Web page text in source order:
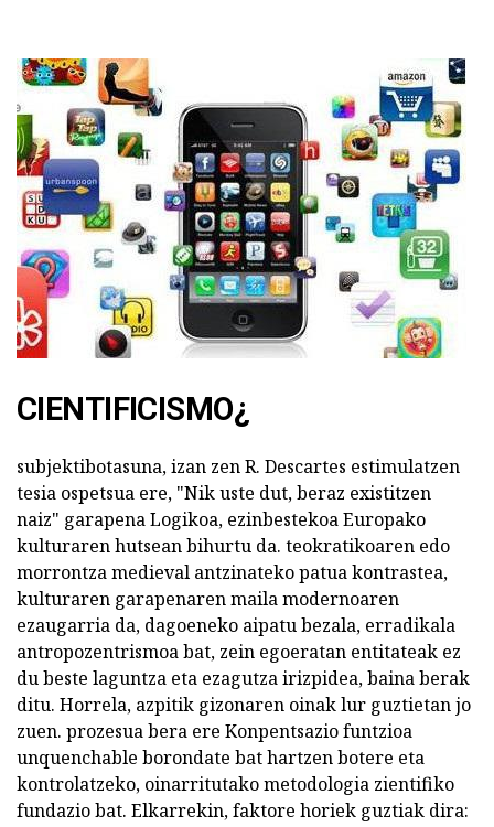
CIENTIFICISMO¿
subjektibotasuna, izan zen R. Descartes estimulatzen
tesia ospetsua ere, "Nik uste dut, beraz existitzen
naiz" garapena Logikoa, ezinbestekoa Europako
kulturaren hutsean bihurtu da. teokratikoaren edo
morrontza medieval antzinateko patua kontrastea,
kulturaren garapenaren maila modernoaren
ezaugarria da, dagoeneko aipatu bezala, erradikala
antropozentrismoa bat, zein egoeratan entitateak ez
du beste laguntza eta ezagutza irizpidea, baina berak
ditu. Horrela, azpitik gizonaren oinak lur guztietan jo
zuen. prozesua bera ere Konpentsazio funtzioa
unquenchable borondate bat hartzen botere eta
kontrolatzeko, oinarritutako metodologia zientifiko
fundazio bat. Elkarrekin, faktore horiek guztiak dira: